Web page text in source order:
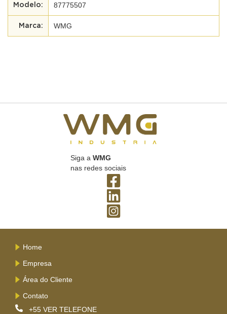
87775507
WMG
Siga a WMG
nas redes sociais
Home
Empresa
Área do Cliente
Contato
+55 VER TELEFONE